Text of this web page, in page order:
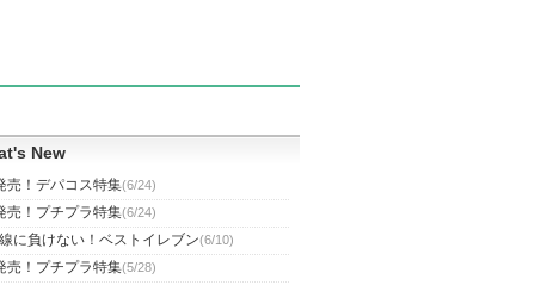
New
売！デパコス特集(6/24)
売！プチプラ特集(6/24)
に負けない！ベストイレブン(6/10)
売！プチプラ特集(5/28)